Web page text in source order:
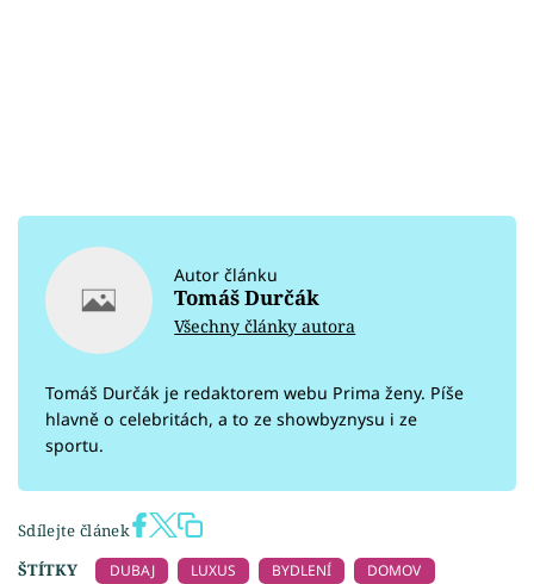
Autor článku
Tomáš Durčák
Všechny články autora
Tomáš Durčák je redaktorem webu Prima ženy. Píše
hlavně o celebritách, a to ze showbyznysu i ze
sportu.
Sdílejte článek
ŠTÍTKY
DUBAJ LUXUS BYDLENÍ
DOMOV